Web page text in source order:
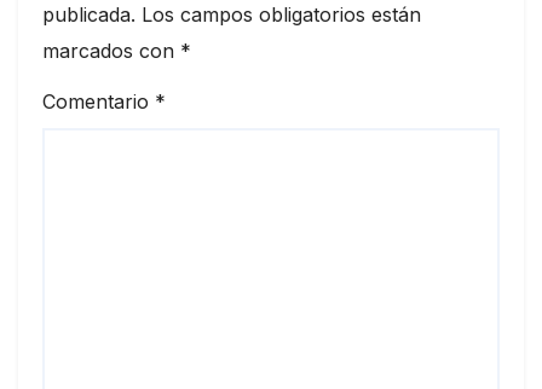
publicada. Los campos obligatorios están
marcados con *
Comentario *